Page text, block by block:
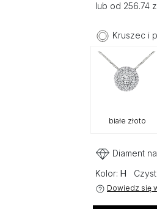
lub od 256.74
Kruszec i
białe złoto
Diament
Kolor: H
Dowiedz się